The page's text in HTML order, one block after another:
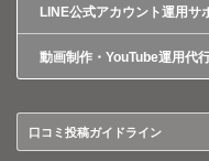
LINE公式アカウント運用サ
動画制作・YouTube運用代
口コミ投稿ガイドライン